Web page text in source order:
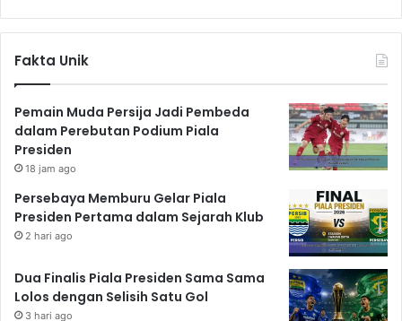
Fakta Unik
Pemain Muda Persija Jadi Pembeda
dalam Perebutan Podium Piala
Presiden
18 jam ago
Persebaya Memburu Gelar Piala
Presiden Pertama dalam Sejarah Klub
2 hari ago
Dua Finalis Piala Presiden Sama Sama
Lolos dengan Selisih Satu Gol
3 hari ago